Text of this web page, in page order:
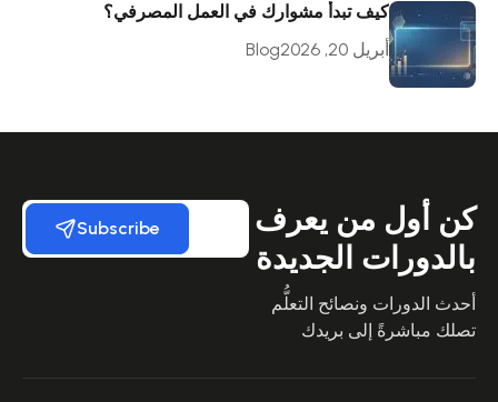
كيف تبدأ مشوارك في العمل المصرفي؟
أبريل 20, 2026
Blog
كن أول من يعرف
بالدورات الجديدة
أحدث الدورات ونصائح التعلُّم
تصلك مباشرةً إلى بريدك
Subscribe